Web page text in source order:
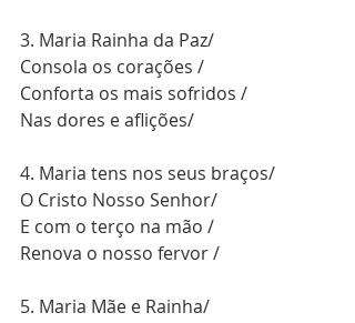
3. Maria Rainha da Paz/
Consola os corações /
Conforta os mais sofridos /
Nas dores e aflições/
4. Maria tens nos seus braços/
O Cristo Nosso Senhor/
E com o terço na mão /
Renova o nosso fervor /
5. Maria Mãe e Rainha/